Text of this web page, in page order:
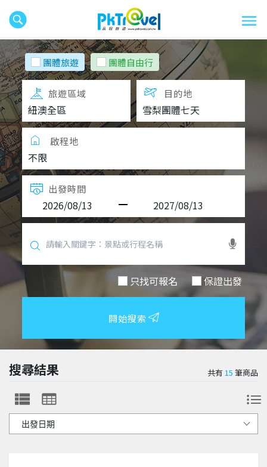
團體旅遊 團體自由行
旅遊區域 目的地
啟程地
出發時間
只找可報名 保證出發
開始搜索
搜尋結果 共有15 筆商品